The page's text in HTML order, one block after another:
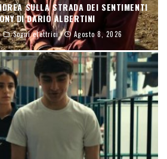
SULLA STRADA DEI SENTIMENTI
DI DARIO ALBERTINI
Sogni elettrici Agosto 8, 2026